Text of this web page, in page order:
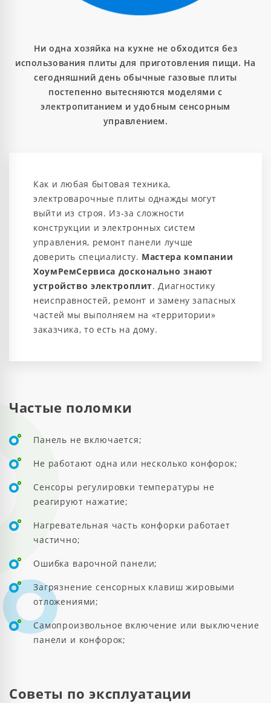
Ни одна хозяйка на кухне не обходится без
использования плиты для приготовления пищи. На
сегодняшний день обычные газовые плиты
постепенно вытесняются моделями с
электропитанием и удобным сенсорным
управлением.
Как и любая бытовая техника,
электроварочные плиты однажды могут
выйти из строя. Из-за сложности
конструкции и электронных систем
управления, ремонт панели лучше
доверить специалисту. Мастера компании
ХоумРемСервиса досконально знают
устройство электроплит. Диагностику
неисправностей, ремонт и замену запасных
частей мы выполняем на «территории»
заказчика, то есть на дому.
Частые поломки
Панель не включается;
Не работают одна или несколько конфорок;
Сенсоры регулировки температуры не
реагируют нажатие;
Нагревательная часть конфорки работает
частично;
Ошибка варочной панели;
Загрязнение сенсорных клавиш жировыми
отложениями;
Самопроизвольное включение или выключение
панели и конфорок;
Советы по эксплуатации